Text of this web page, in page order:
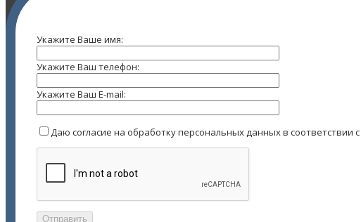
Укажите Ваше имя:
Укажите Ваш телефон:
Укажите Ваш E-mail:
Даю согласие на обработку персональных данных в соответствии с